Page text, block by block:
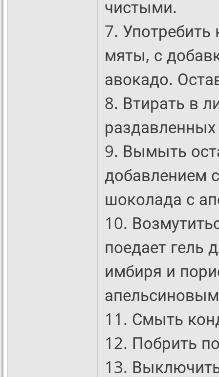
чистыми.
7.
мяты, с
авокадо.
8. Втирать в
9. Вымыть
добавлением
шоколада с
10.
поедает гель
имбиря и
11. Смыть
12. Побрить
13.